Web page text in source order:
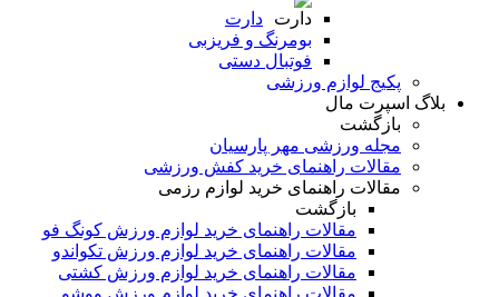
دارت
بومرنگ و فریزبی
فوتبال دستی
پکیج لوازم ورزشی
بلاگ اسپرت مال
بازگشت
مجله ورزشی مهر پارسیان
مقالات راهنمای خرید کفش ورزشی
مقالات راهنمای خرید لوازم رزمی
بازگشت
مقالات راهنمای خرید لوازم ورزش کونگ فو
مقالات راهنمای خرید لوازم ورزش تکواندو
مقالات راهنمای خرید لوازم ورزش کشتی
مقالات راهنمای خرید لوازم ورزش ووشو